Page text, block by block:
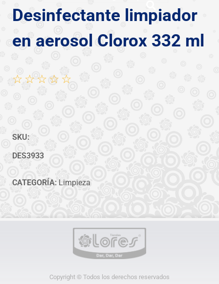
Desinfectante limpiador
en aerosol Clorox 332 ml
☆ ☆ ☆ ☆ ☆
SKU:
DES3933
CATEGORÍA: Limpieza
Copyright © Todos los derechos reservados